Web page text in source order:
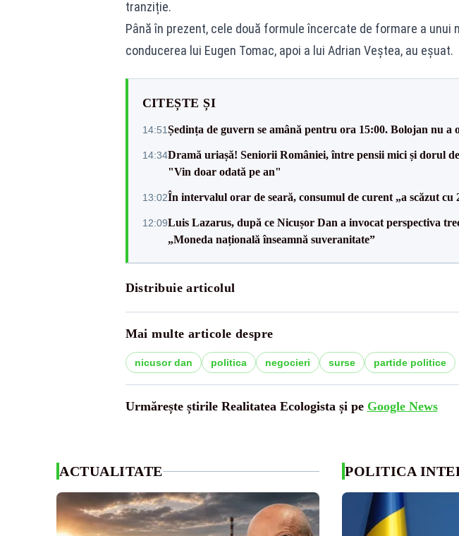
tranziție.
Până în prezent, cele două formule încercate de formare a unui
conducerea lui Eugen Tomac, apoi a lui Adrian Veștea, au eșuat.
CITEȘTE ȘI
14:51Ședința de guvern se amână pentru ora 15:00. Bolojan nu a
14:34Dramă uriașă! Seniorii României, între pensii mici și dorul
"Vin doar odată pe an"
13:02În intervalul orar de seară, consumul de curent „a scăzut cu
12:09Luis Lazarus, după ce Nicușor Dan a invocat perspectiva
„Moneda națională înseamnă suveranitate”
Distribuie articolul
Mai multe articole despre
nicusor dan politica negocieri surse partide politice
Urmărește știrile Realitatea Ecologista și pe Google News
ACTUALITATE POLITICA